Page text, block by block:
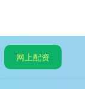
网上配资